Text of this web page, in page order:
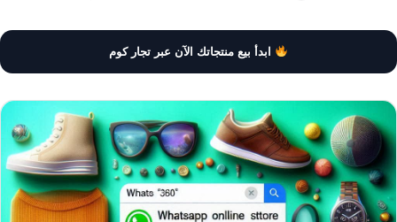
إلكترونيا
ابدأ بيع منتجاتك الآن عبر تجار كوم